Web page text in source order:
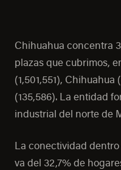
Chihuahua concentra
plazas que cubrimos,
(1,501,551),
(135,586). La entidad
industrial del norte de
La conectividad
va del 32,7% de